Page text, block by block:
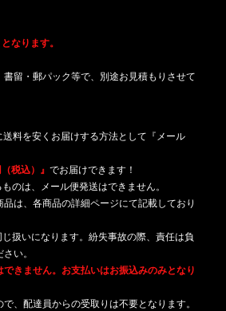
なります。
書留・郵パック等で、別途お見積もりさせて
料を安くお届けする方法として『メール
税込）』 でお届けできます！
のは、メール便発送はできません。
品は、各商品の詳細ページにて記載しており
扱いになります。紛失事故の際、責任は負
い。
きません。お支払いはお振込みのみとなり
、配達員からの受取りは不要となります。